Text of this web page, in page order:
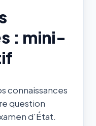
: mini-
connaissances
question
d'État.